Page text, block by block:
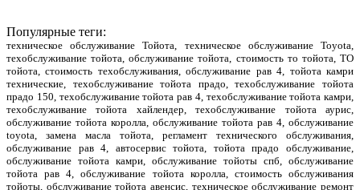
Популярные теги:
техническое обслуживание Тойота, техническое обслуживание Toyota,
техобслуживание тойота, обслуживание тойота, стоимость то тойота, ТО
тойота, стоимость техобслуживания, обслуживание рав 4, тойота камри
технические, техобслуживание тойота прадо, техобслуживание тойота
прадо 150, техобслуживание тойота рав 4, техобслуживание тойота камри,
техобслуживание тойота хайлендер, техобслуживание тойота аурис,
обслуживание тойота королла, обслуживание тойота рав 4, обслуживание
toyota, замена масла тойота, регламент технического обслуживания,
обслуживание рав 4, автосервис тойота, тойота прадо обслуживание,
обслуживание тойота камри, обслуживание тойоты спб, обслуживание
тойота рав 4, обслуживание тойота королла, стоимость обслуживания
тойоты, обслуживание тойота авенсис, техническое обслуживание ремонт